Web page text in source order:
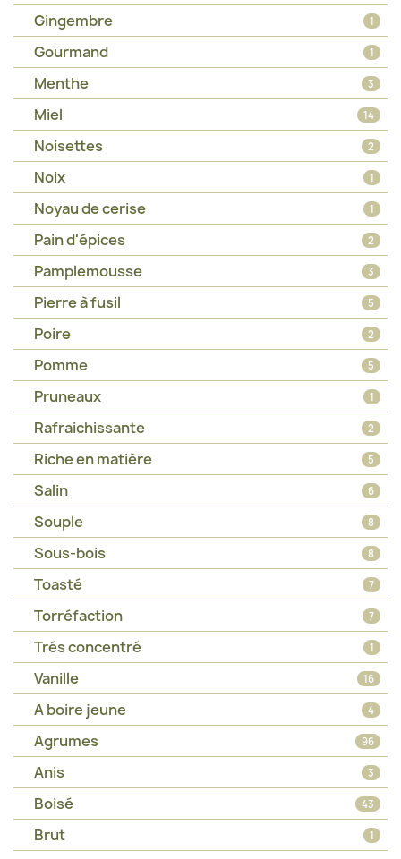
Gingembre 1
Gourmand 1
Menthe 3
Miel 14
Noisettes 2
Noix 1
Noyau de cerise 1
Pain d'épices 2
Pamplemousse 3
Pierre à fusil 5
Poire 2
Pomme 5
Pruneaux 1
Rafraichissante 2
Riche en matière 5
Salin 6
Souple 8
Sous-bois 8
Toasté 7
Torréfaction 7
Trés concentré 1
Vanille 16
A boire jeune 4
Agrumes 96
Anis 3
Boisé 43
Brut 1